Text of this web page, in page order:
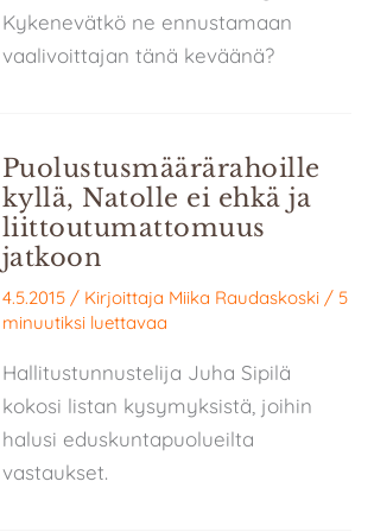
Kykenevätkö ne ennustamaan
vaalivoittajan tänä keväänä?
Puolustusmäärärahoille
kyllä, Natolle ei ehkä ja
liittoutumattomuus
jatkoon
4.5.2015 / Kirjoittaja Miika Raudaskoski/ 5
minuutiksi luettavaa
Hallitustunnustelija Juha Sipilä
kokosi listan kysymyksistä, joihin
halusi eduskuntapuolueilta
vastaukset.